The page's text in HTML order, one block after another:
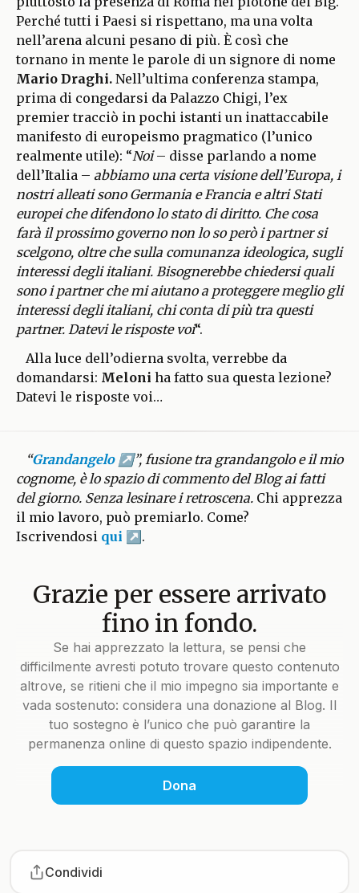
Perché tutti i Paesi si rispettano, ma una volta
nell’arena alcuni pesano di più. È così che
tornano in mente le parole di un signore di nome
Mario Draghi. Nell’ultima conferenza stampa,
prima di congedarsi da Palazzo Chigi, l’ex
premier tracciò in pochi istanti un inattaccabile
manifesto di europeismo pragmatico (l’unico
realmente utile): “Noi– disse parlando a nome
dell’Italia – abbiamo una certa visione dell’Europa, i
nostri alleati sono Germania e Francia e altri Stati
europei che difendono lo stato di diritto. Che cosa
farà il prossimo governo non lo so però i partner si
scelgono, oltre che sulla comunanza ideologica, sugli
interessi degli italiani. Bisognerebbe chiedersi quali
sono i partner che mi aiutano a proteggere meglio gli
interessi degli italiani, chi conta di più tra questi
partner. Datevi le risposte voi“.
Alla luce dell’odierna svolta, verrebbe da
domandarsi: Meloni ha fatto sua questa lezione?
Datevi le risposte voi…
“Grandangelo
”, fusione tra grandangolo e il mio
cognome, è lo spazio di commento del Blog ai fatti
del giorno. Senza lesinare i retroscena. Chi apprezza
il mio lavoro, può premiarlo. Come?
Iscrivendosi qui .
Grazie per essere arrivato
fino in fondo.
Se hai apprezzato la lettura, se pensi che
difficilmente avresti potuto trovare questo contenuto
altrove, se ritieni che il mio impegno sia importante e
vada sostenuto: considera una donazione al Blog. Il
tuo sostegno è l’unico che può garantire la
permanenza online di questo spazio indipendente.
Dona
Condividi